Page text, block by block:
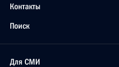
Контакты
Поиск
Для СМИ